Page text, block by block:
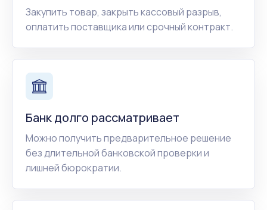
Закупить товар, закрыть кассовый разрыв,
оплатить поставщика или срочный контракт.
Банк долго рассматривает
Можно получить предварительное решение
без длительной банковской проверки и
лишней бюрократии.